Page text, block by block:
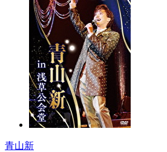
青山新